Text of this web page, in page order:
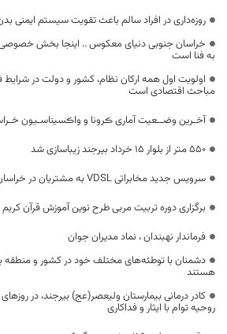
روزه‌داری در افراد سالم باعث تقویت سیستم ایمنی
خراسان جنوبی دنیای معکوس .. اینجا بخش خصوصی
به فنا است
اولویت اول همه ارکان نظام، کشور و دولت در
مباحث اقتصادی است
آخـرین وضــعیت آماری ڪرونا و واڪسیناسـیون
550 متر از بلوار 15 خرداد بیرجند زیباسازی شد
سرویس جدید مخابراتی VDSL به مشتریان در خراسان جنوبی ارایه می‌شود
برگزاری دوره تربیت مربی طرح نوین آموزش قرآن
فرماندار نهبندان ، نماد مدیران جوان
دشمنان با توطئه‌های مختلف خود در کشور و منطقه
هستند
کادر درمانی بیمارستان ولیعصر(عج) بیرجند، در
روحیه توام با ایثار و فداکاری